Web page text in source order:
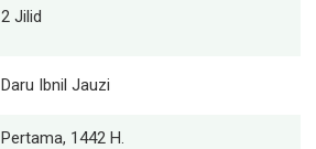
2 Jilid
Daru Ibnil Jauzi
Pertama, 1442 H.